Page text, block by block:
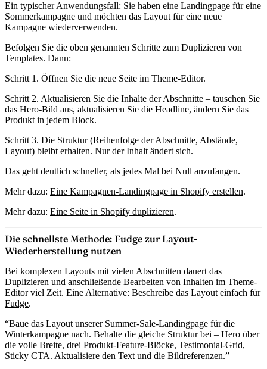
Ein typischer Anwendungsfall: Sie haben eine Landingpage für eine
Sommerkampagne und möchten das Layout für eine neue
Kampagne wiederverwenden.
Befolgen Sie die oben genannten Schritte zum Duplizieren von
Templates. Dann:
Schritt 1. Öffnen Sie die neue Seite im Theme-Editor.
Schritt 2. Aktualisieren Sie die Inhalte der Abschnitte – tauschen Sie
das Hero-Bild aus, aktualisieren Sie die Headline, ändern Sie das
Produkt in jedem Block.
Schritt 3. Die Struktur (Reihenfolge der Abschnitte, Abstände,
Layout) bleibt erhalten. Nur der Inhalt ändert sich.
Das geht deutlich schneller, als jedes Mal bei Null anzufangen.
Mehr dazu: Eine Kampagnen-Landingpage in Shopify erstellen.
Mehr dazu: Eine Seite in Shopify duplizieren.
Die schnellste Methode: Fudge zur Layout-
Wiederherstellung nutzen
Bei komplexen Layouts mit vielen Abschnitten dauert das
Duplizieren und anschließende Bearbeiten von Inhalten im Theme-
Editor viel Zeit. Eine Alternative: Beschreibe das Layout einfach für
Fudge.
“Baue das Layout unserer Summer-Sale-Landingpage für die
Winterkampagne nach. Behalte die gleiche Struktur bei – Hero über
die volle Breite, drei Produkt-Feature-Blöcke, Testimonial-Grid,
Sticky CTA. Aktualisiere den Text und die Bildreferenzen.”